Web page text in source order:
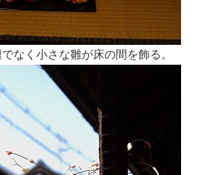
なく小さな雛が床の間を飾る。